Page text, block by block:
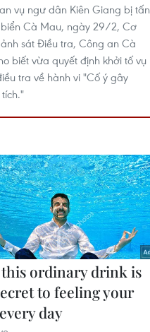
vụ ngư dân Kiên Giang bị tấn
Cà Mau, ngày 29/2, Cơ
sát Điều tra, Công an Cà
biết vừa quyết định khởi tố vụ
tra về hành vi "Cố ý gây